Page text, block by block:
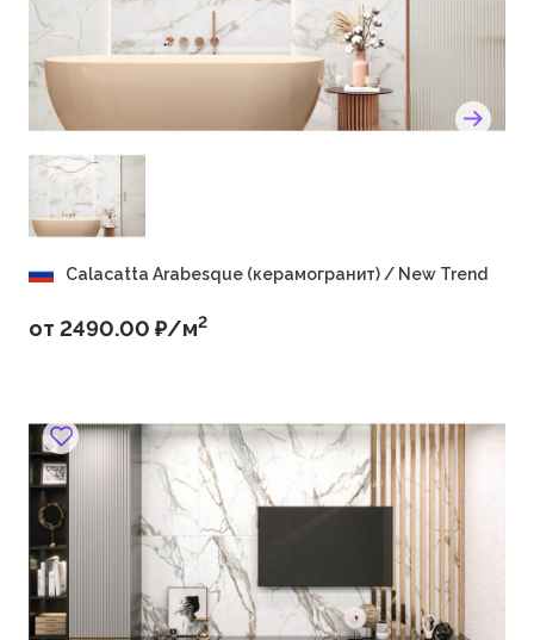
Calacatta Arabesque (керамогранит) / New Trend
от 2490.00 ₽/м2